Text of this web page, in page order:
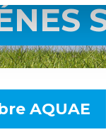
AQUAE